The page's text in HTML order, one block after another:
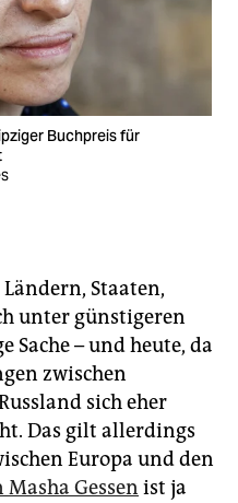
Buchpreis für
Staaten,
unter günstigeren
Sache – und heute, da
­zwischen
sich eher
Das gilt allerdings
Europa und den
­Gessen ist ja